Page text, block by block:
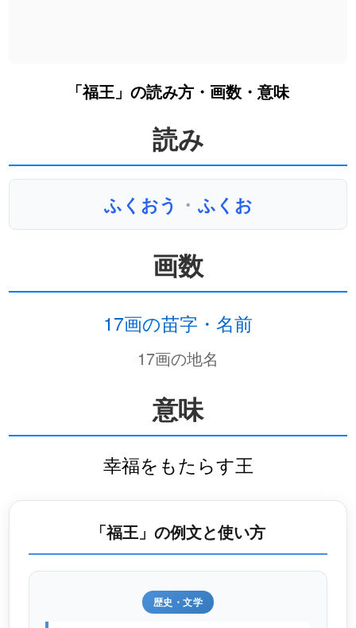
「福王」の読み方・画数・意味
読み
ふくおう ・ ふくお
画数
17画の苗字・名前
17画の地名
意味
幸福をもたらす王
「福王」の例文と使い方
歴史・文学